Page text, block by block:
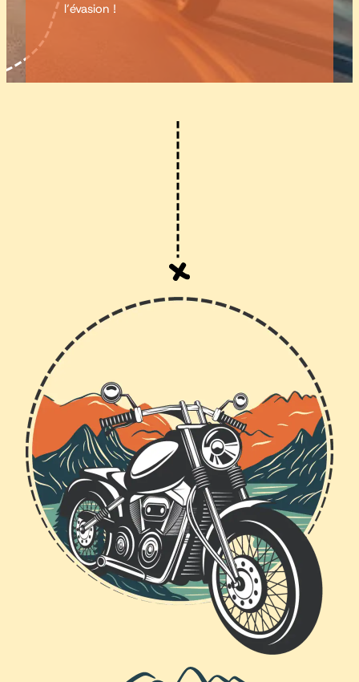
l’évasion !